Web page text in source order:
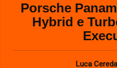
Porsche
Hybrid e
Luca Cereda